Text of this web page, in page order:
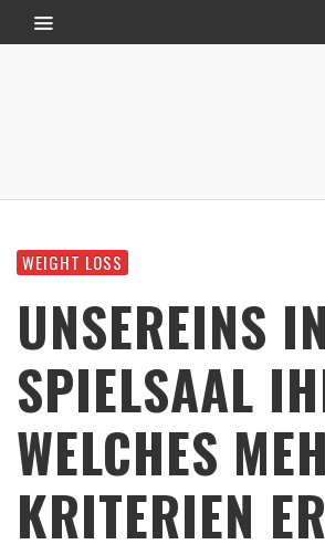
WEIGHT LOSS
UNSEREINS
SPIELSAAL
WELCHES
KRITERIEN